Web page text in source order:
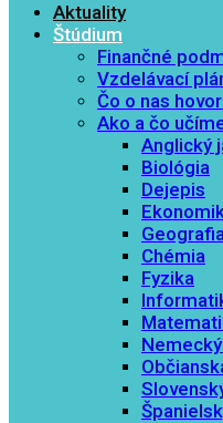
Aktuality
Štúdium
Finančné
Vzdelávací
Čo o nas
Ako a čo
Anglický
Biológia
Dejepis
Chémia
Fyzika